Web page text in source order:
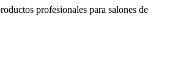
profesionales para salones de